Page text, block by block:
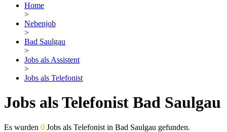
Home
>
Nebenjob
>
Bad Saulgau
>
Jobs als Assistent
>
Jobs als Telefonist
Jobs als Telefonist Bad Saulgau
Es wurden 0 Jobs als Telefonist in Bad Saulgau gefunden.